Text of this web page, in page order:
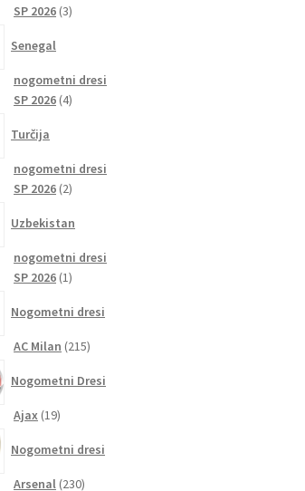
SP 2026 33
Senegal
nogometni dresi
SP 2026 44
Turčija
nogometni dresi
SP 2026 22
Uzbekistan
nogometni dresi
SP 2026 11
Nogometni dresi
AC Milan 215215
Nogometni Dresi
Ajax 1919
Nogometni dresi
Arsenal 230230